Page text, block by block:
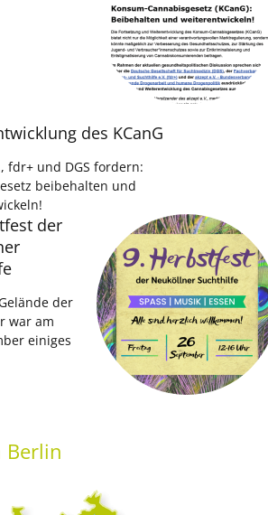
des KCanG
fdr+ und DGS fordern:
beibehalten und
der
der
war am
einiges
Berlin